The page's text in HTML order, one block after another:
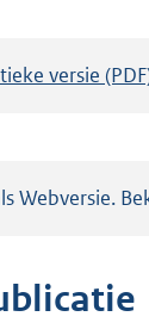
versie
Webversie.